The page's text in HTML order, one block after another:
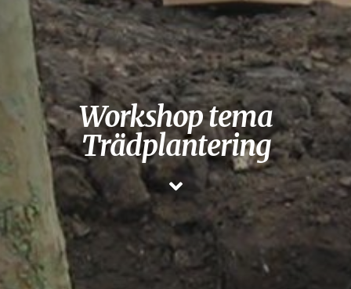
Workshop tema
Trädplantering